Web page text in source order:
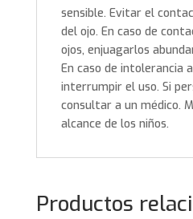
sensible. Evitar el
del ojo. En caso de
ojos, enjuagarlos
En caso de intolerancia
interrumpir el uso. Si
consultar a un médico.
alcance de los niños.
Productos